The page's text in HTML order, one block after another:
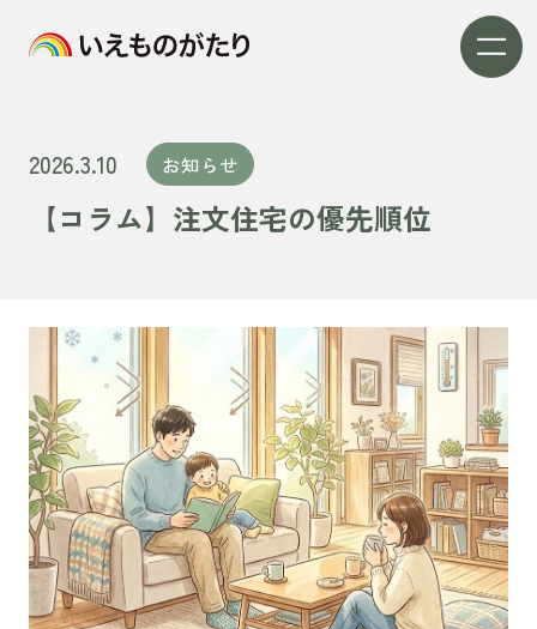
2026.3.10 お知らせ
【コラム】注文住宅の優先順位